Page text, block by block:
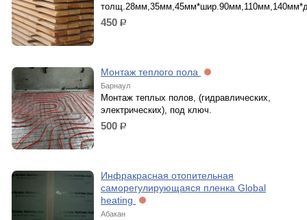
450 р.
Монтаж теплого пола
Барнаул
Монтаж теплых полов, (гидравлических,
электрических), под ключ.
500 р.
Инфракрасная отопительная
саморегулирующаяся пленка Global
heating
Абакан